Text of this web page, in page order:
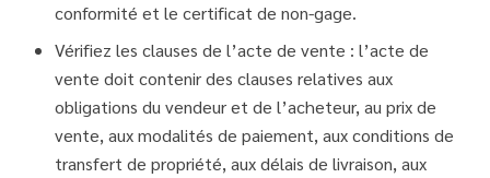
conformité et le certificat de non-gage.
Vérifiez les clauses de l’acte de vente : l’acte de
vente doit contenir des clauses relatives aux
obligations du vendeur et de l’acheteur, au prix de
vente, aux modalités de paiement, aux conditions de
transfert de propriété, aux délais de livraison, aux